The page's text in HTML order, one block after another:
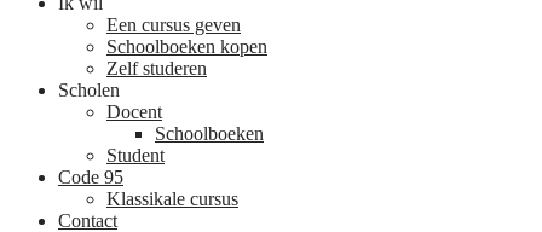
Een cursus geven
Schoolboeken kopen
Zelf studeren
Scholen
Docent
Schoolboeken
Student
Code 95
Klassikale cursus
Contact